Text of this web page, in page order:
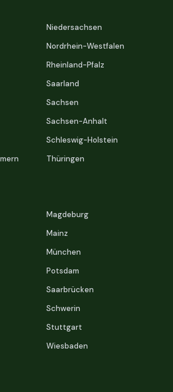
Niedersachsen
Nordrhein-Westfalen
Rheinland-Pfalz
Saarland
Sachsen
Sachsen-Anhalt
Schleswig-Holstein
Thüringen
Magdeburg
Mainz
München
Potsdam
Saarbrücken
Schwerin
Stuttgart
Wiesbaden